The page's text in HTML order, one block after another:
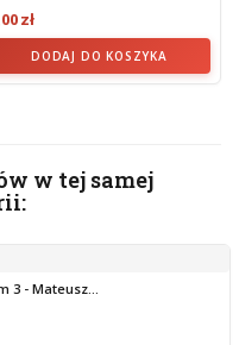
zł
DODAJ DO KOSZYKA
w tej samej
3 - Mateusz...